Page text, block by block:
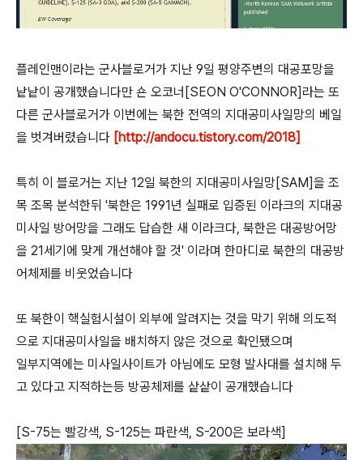
플레인맨이라는 군사블로거가 지난 9일 평양주변의 대공포망을
낱낱이 공개했습니다만 숀 오코너[SEON O'CONNOR]라는 또
다른 군사블로거가 이번에는 북한 전역의 지대공미사일망의 베일
을 벗겨버렸습니다 [http://andocu.tistory.com/2018]
특히 이 블로거는 지난 12일 북한의 지대공미사일망[SAM]을 조
목 조목 분석한뒤 '북한은 1991년 실패로 입증된 이라크의 지대공
미사일 방어망을 그래도 답습한 새 이라크다, 북한은 대공방어망
을 21세기에 맞게 개선해야 할 것' 이라며 한마디로 북한의 대공방
어체제를 비웃었습니다
또 북한이 핵실험시설이 외부에 알려지는 것을 막기 위해 의도적
으로 지대공미사일을 배치하지 않은 것으로 확인됐으며
일부지역에는 미사일사이트가 아님에도 모형 발사대를 설치해 두
고 있다고 지적하는등 방공체제를 샅샅이 공개했습니다
[S-75는 빨강색, S-125는 파란색, S-200은 보라색]